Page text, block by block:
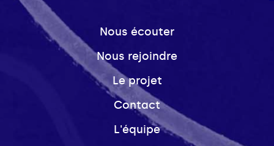
Nous écouter
Nous rejoindre
Le projet
Contact
L'équipe